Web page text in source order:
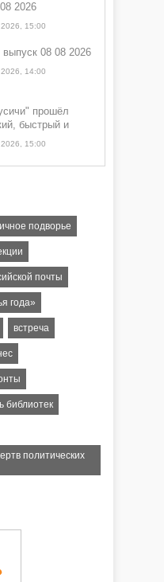
2026
2026, 15:00
08 08 2026
2026, 14:00
прошёл
быстрый и
дня — Спортчас
2026, 15:00
подворье
почты
года»
встреча
библиотек
политических